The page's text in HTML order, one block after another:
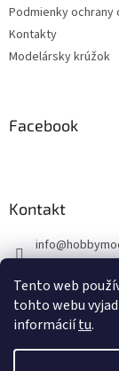
Tento web
tohto webu
informáciítu.
Podmienky ochrany
Kontakty
Modelársky krúžok
Facebook
Kontakt
info@
https://